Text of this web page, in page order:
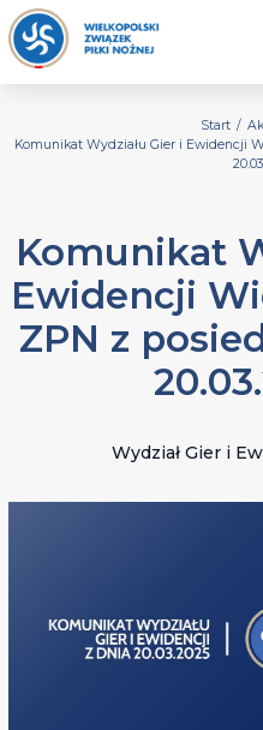
Start /
Komunikat Wydziału Gier i Ewidencji
Komunikat
Ewidencji
ZPN z
Wydział Gier i